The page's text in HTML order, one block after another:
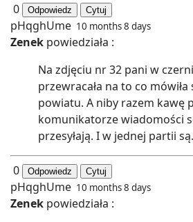
0 Odpowiedz Cytuj
pHqghUme 10 months 8 days
Zenek powiedziała :
Na zdjęciu nr 32 pani w
przewracała na to co
powiatu. A niby razem kawę
komunikatorze wiadomości
przesyłają. I w jednej partii są.
0 Odpowiedz Cytuj
pHqghUme 10 months 8 days
Zenek powiedziała :